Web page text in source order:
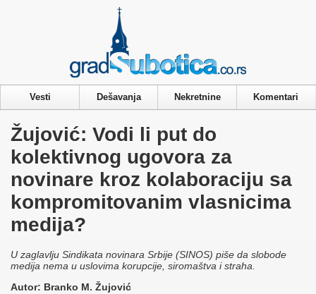
Vesti Dešavanja Nekretnine Komentari
Žujović: Vodi li put do
kolektivnog ugovora za
novinare kroz kolaboraciju sa
kompromitovanim vlasnicima
medija?
U zaglavlju Sindikata novinara Srbije (SINOS) piše da slobode
medija nema u uslovima korupcije, siromaštva i straha.
Autor: Branko M. Žujović
Privacy & Cookies Policy